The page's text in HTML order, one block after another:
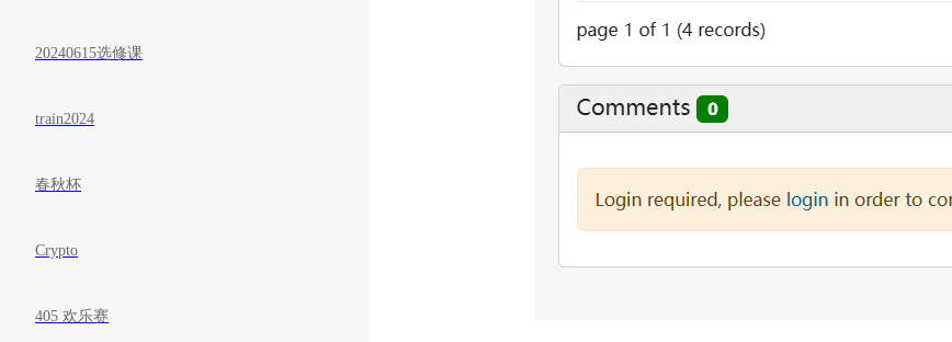
20240615选修课
train2024
春秋杯
Crypto
405 欢乐赛